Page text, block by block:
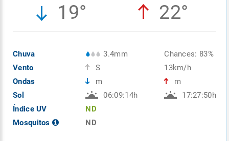
19° 22°
Chuva
Vento
Ondas
Sol
Índice UV
Mosquitos
3.4mm
S
m
06:09:14h
ND
ND
Chances: 83%
13km/h
m
17:27:50h